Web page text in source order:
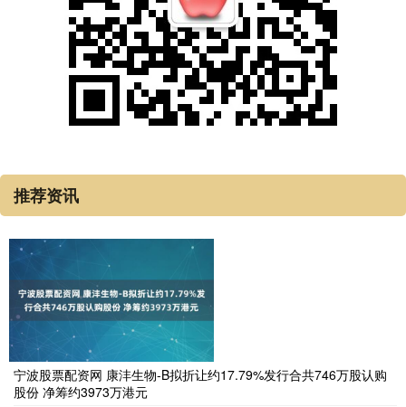
推荐资讯
宁波股票配资网 康沣生物-B拟折让约17.79%发行合共746万股认购
股份 净筹约3973万港元